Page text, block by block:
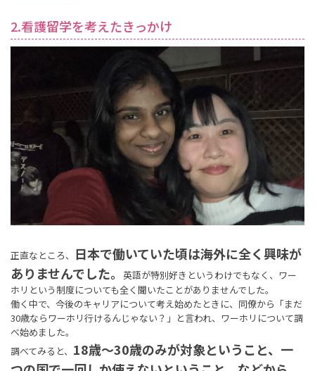
2.看護留学を考えたきっかけ
正直なところ、 日本で働いていた頃は海外に全く興味が
ありませんでした。
英語が特別好きというわけでもなく、ワー
ホリという制度についても全く聞いたことがありませんでした。
働く中で、今後のキャリアについて考え始めたときに、同僚から「まだ
30歳ならワーホリ行けるんじゃない？」と言われ、ワーホリについて調
べ始めました。
調べてみると、 18歳〜30歳のみが対象ということ、一